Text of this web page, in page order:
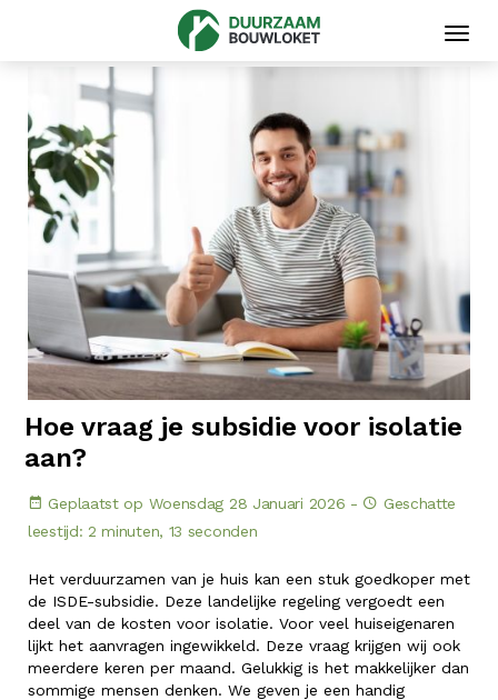
Hoe vraag je subsidie voor isolatie
aan?
Geplaatst op Woensdag 28 Januari 2026 -
Geschatte
leestijd: 2 minuten, 13 seconden
Het verduurzamen van je huis kan een stuk goedkoper met
de ISDE-subsidie. Deze landelijke regeling vergoedt een
deel van de kosten voor isolatie. Voor veel huiseigenaren
lijkt het aanvragen ingewikkeld. Deze vraag krijgen wij ook
meerdere keren per maand. Gelukkig is het makkelijker dan
sommige mensen denken. We geven je een handig